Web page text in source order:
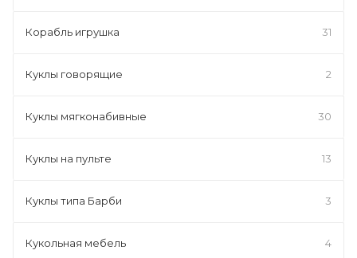
Корабль игрушка 31
Куклы говорящие 2
Куклы мягконабивные 30
Куклы на пульте 13
Куклы типа Барби 3
Кукольная мебель 4